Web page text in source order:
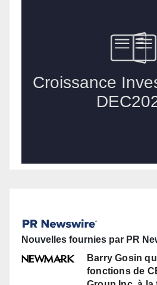
Nouvelles fournies par PR
Barry Gosin
fonctions de